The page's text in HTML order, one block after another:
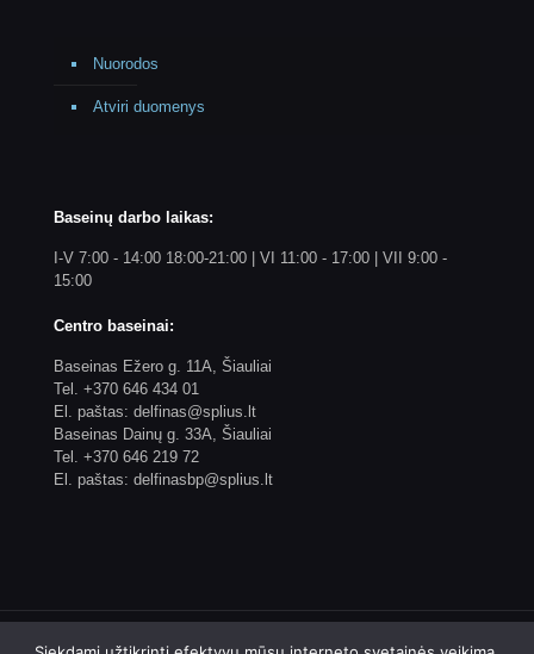
Nuorodos
Atviri duomenys
Baseinų darbo laikas:
I-V 7:00 - 14:00 18:00-21:00 | VI 11:00 - 17:00 | VII 9:00 -
15:00
Centro baseinai:
Baseinas Ežero g. 11A, Šiauliai
Tel. +370 646 434 01
El. paštas: delfinas@splius.lt
Baseinas Dainų g. 33A, Šiauliai
Tel. +370 646 219 72
El. paštas: delfinasbp@splius.lt